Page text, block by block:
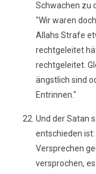
Schwachen zu
"Wir waren
Allahs Strafe
rechtgeleitet
rechtgeleitet.
ängstlich sind
Entrinnen."
Und der Satan
entschieden
Versprechen
versprochen,